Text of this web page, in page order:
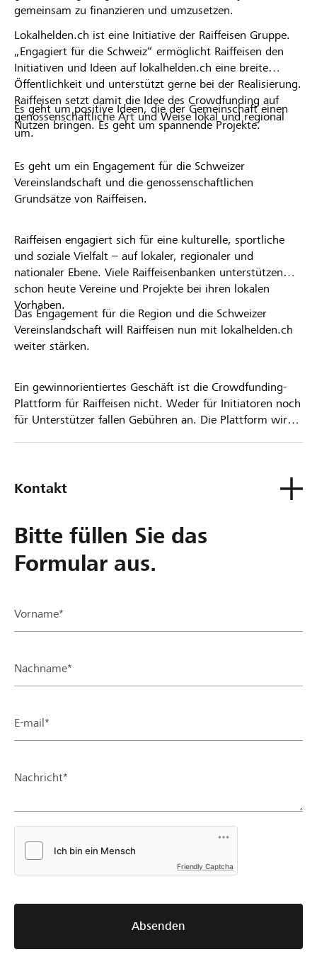
gemeinsam zu finanzieren und umzusetzen.
Lokalhelden.ch ist eine Initiative der Raiffeisen Gruppe.
„Engagiert für die Schweiz“ ermöglicht Raiffeisen den
Initiativen und Ideen auf lokalhelden.ch eine breite
Öffentlichkeit und unterstützt gerne bei der Realisierung.
Raiffeisen setzt damit die Idee des Crowdfunding auf
genossenschaftliche Art und Weise lokal und regional
um.
Es geht um positive Ideen, die der Gemeinschaft einen
Nutzen bringen. Es geht um spannende Projekte.
Es geht um ein Engagement für die Schweizer
Vereinslandschaft und die genossenschaftlichen
Grundsätze von Raiffeisen.
Raiffeisen engagiert sich für eine kulturelle, sportliche
und soziale Vielfalt – auf lokaler, regionaler und
nationaler Ebene. Viele Raiffeisenbanken unterstützen
schon heute Vereine und Projekte bei ihren lokalen
Vorhaben.
Das Engagement für die Region und die Schweizer
Vereinslandschaft will Raiffeisen nun mit lokalhelden.ch
weiter stärken.
Ein gewinnorientiertes Geschäft ist die Crowdfunding-
Plattform für Raiffeisen nicht. Weder für Initiatoren noch
für Unterstützer fallen Gebühren an. Die Plattform wird
Kontakt
Bitte füllen Sie das
Formular aus.
Vorname*
Nachname*
E-mail*
Nachricht*
Friendly Captcha
Absenden